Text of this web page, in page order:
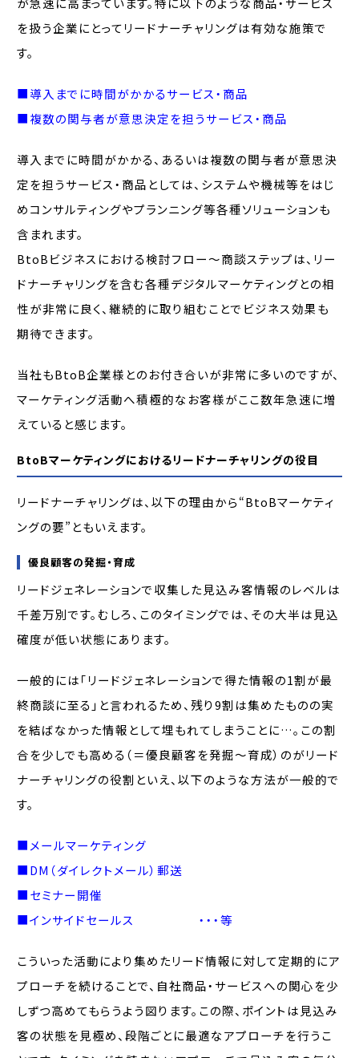
を扱う企業にとってリードナーチャリングは有効な施策で
す。
■導入までに時間がかかるサービス・商品
■複数の関与者が意思決定を担うサービス・商品
導入までに時間がかかる、あるいは複数の関与者が意思決
定を担うサービス・商品としては、システムや機械等をはじ
めコンサルティングやプランニング等各種ソリューションも
含まれます。
BtoBビジネスにおける検討フロー～商談ステップは、リー
ドナーチャリングを含む各種デジタルマーケティングとの相
性が非常に良く、継続的に取り組むことでビジネス効果も
期待できます。
当社もBtoB企業様とのお付き合いが非常に多いのですが、
マーケティング活動へ積極的なお客様がここ数年急速に増
えていると感じます。
BtoBマーケティングにおけるリードナーチャリングの役目
リードナーチャリングは、以下の理由から“BtoBマーケティ
ングの要”ともいえます。
優良顧客の発掘・育成
リードジェネレーションで収集した見込み客情報のレベルは
千差万別です。むしろ、このタイミングでは、その大半は見込
確度が低い状態にあります。
一般的には「リードジェネレーションで得た情報の1割が最
終商談に至る」と言われるため、残り9割は集めたものの実
を結ばなかった情報として埋もれてしまうことに…。この割
合を少しでも高める（＝優良顧客を発掘～育成）のがリード
ナーチャリングの役割といえ、以下のような方法が一般的で
す。
■メールマーケティング
■DM（ダイレクトメール）郵送
■セミナー開催
■インサイドセールス ・・・等
こういった活動により集めたリード情報に対して定期的にア
プローチを続けることで、自社商品・サービスへの関心を少
しずつ高めてもらうよう図ります。この際、ポイントは見込み
客の状態を見極め、段階ごとに最適なアプローチを行うこ